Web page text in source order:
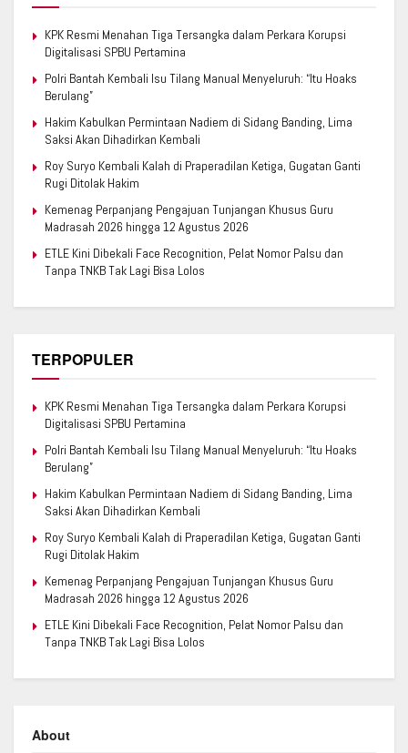
KPK Resmi Menahan Tiga Tersangka dalam Perkara Korupsi
Digitalisasi SPBU Pertamina
Polri Bantah Kembali Isu Tilang Manual Menyeluruh: “Itu Hoaks
Berulang”
Hakim Kabulkan Permintaan Nadiem di Sidang Banding, Lima
Saksi Akan Dihadirkan Kembali
Roy Suryo Kembali Kalah di Praperadilan Ketiga, Gugatan Ganti
Rugi Ditolak Hakim
Kemenag Perpanjang Pengajuan Tunjangan Khusus Guru
Madrasah 2026 hingga 12 Agustus 2026
ETLE Kini Dibekali Face Recognition, Pelat Nomor Palsu dan
Tanpa TNKB Tak Lagi Bisa Lolos
TERPOPULER
KPK Resmi Menahan Tiga Tersangka dalam Perkara Korupsi
Digitalisasi SPBU Pertamina
Polri Bantah Kembali Isu Tilang Manual Menyeluruh: “Itu Hoaks
Berulang”
Hakim Kabulkan Permintaan Nadiem di Sidang Banding, Lima
Saksi Akan Dihadirkan Kembali
Roy Suryo Kembali Kalah di Praperadilan Ketiga, Gugatan Ganti
Rugi Ditolak Hakim
Kemenag Perpanjang Pengajuan Tunjangan Khusus Guru
Madrasah 2026 hingga 12 Agustus 2026
ETLE Kini Dibekali Face Recognition, Pelat Nomor Palsu dan
Tanpa TNKB Tak Lagi Bisa Lolos
About